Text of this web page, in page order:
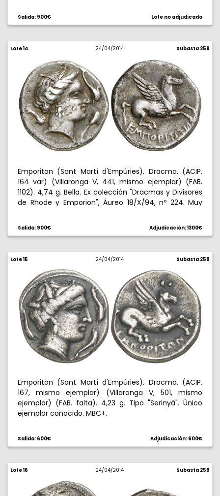
Salida: 900€ Lote no adjudicado
Lote 14 24/04/2014 Subasta 259
Emporiton (Sant Martí d'Empúries). Dracma. (ACIP.
164 var) (Villaronga V, 441, mismo ejemplar) (FAB.
1102). 4,74 g. Bella. Ex colección "Dracmas y Divisores
de Rhode y Emporion", Áureo 18/X/94, nº 224. Muy
Salida: 900€ Adjudicación: 1300€
Lote 15 24/04/2014 Subasta 259
Emporiton (Sant Martí d'Empúries). Dracma. (ACIP.
167, mismo ejemplar) (Villaronga V, 501, mismo
ejemplar) (FAB. falta). 4,23 g. Tipo "Serinyà". Único
ejemplar conocido. MBC+.
Salida: 600€ Adjudicación: 600€
Lote 16 24/04/2014 Subasta 259